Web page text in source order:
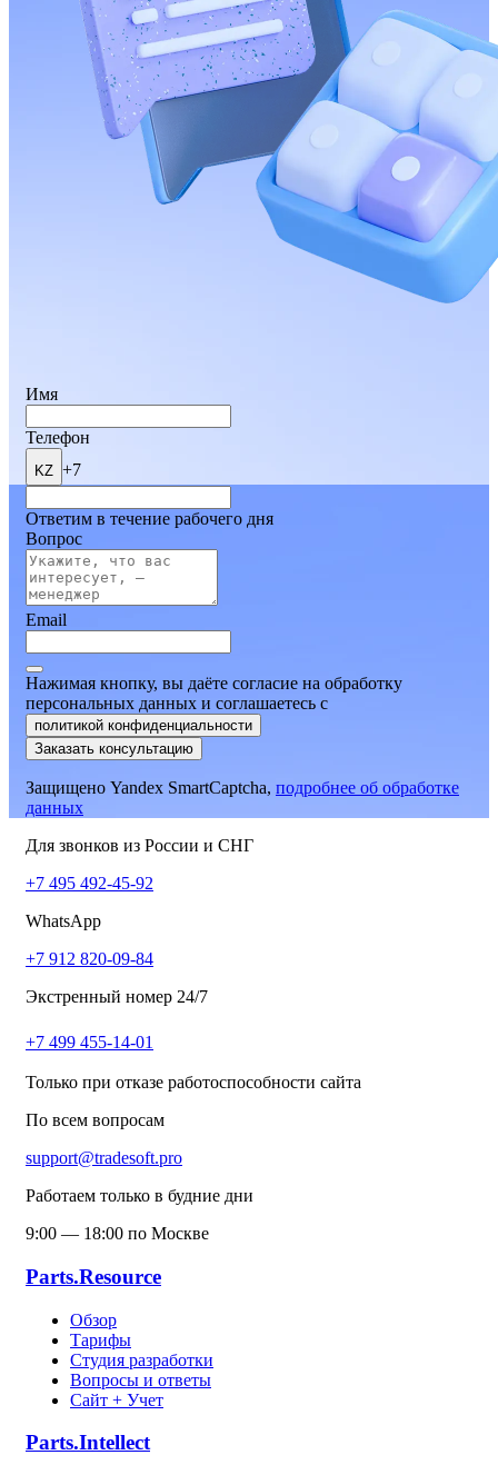
Имя
Телефон
KZ +7
Ответим в течение рабочего дня
Вопрос
Email
Нажимая кнопку, вы даёте согласие на обработку
персональных данных и соглашаетесь c
политикой конфиденциальности
Заказать консультацию
Защищено Yandex SmartCaptcha, подробнее об обработке
данных
Для звонков из России и СНГ
+7 495 492-45-92
WhatsApp
+7 912 820-09-84
Экстренный номер 24/7
+7 499 455-14-01
Только при отказе работоспособности сайта
По всем вопросам
support@tradesoft.pro
Работаем только в будние дни
9:00 — 18:00 по Москве
Parts.Resource
Обзор
Тарифы
Студия разработки
Вопросы и ответы
Сайт + Учет
Parts.Intellect